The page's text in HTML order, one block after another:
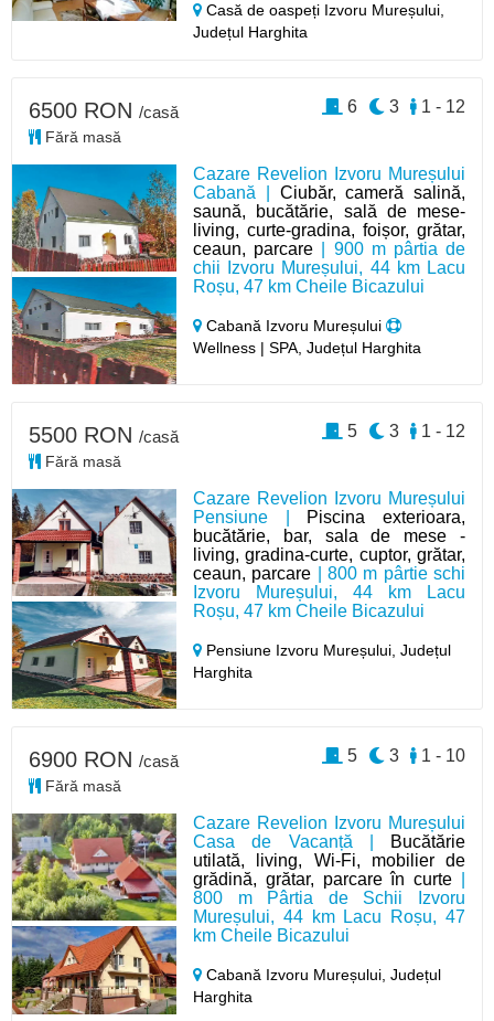
Casă de oaspeți Izvoru Mureșului,
Județul Harghita
Cazare Revelion Izvoru Mureșului
Cabană | Ciubăr, cameră salină,
saună, bucătărie, sală de mese-
living, curte-gradina, foișor, grătar,
ceaun, parcare | 900 m pârtia de
chii Izvoru Mureșului, 44 km Lacu
Roșu, 47 km Cheile Bicazului
Cabană Izvoru Mureșului
Wellness | SPA, Județul Harghita
6500 RON /casă
Fără masă
1 - 12
3
6
Cazare Revelion Izvoru Mureșului
Pensiune | Piscina exterioara,
bucătărie, bar, sala de mese -
living, gradina-curte, cuptor, grătar,
ceaun, parcare | 800 m pârtie schi
Izvoru Mureșului, 44 km Lacu
Roșu, 47 km Cheile Bicazului
Pensiune Izvoru Mureșului,Județul
Harghita
5500 RON /casă
Fără masă
1 - 12
3
5
Cazare Revelion Izvoru Mureșului
Casa de Vacanță |
Bucătărie
utilată, living, Wi-Fi, mobilier de
grădină, grătar, parcare în curte
800 m Pârtia de Schii Izvoru
Mureșului, 44 km Lacu Roșu, 47
km Cheile Bicazului
Cabană Izvoru Mureșului,Județul
Harghita
6900 RON /casă
Fără masă
1 - 10
3
5